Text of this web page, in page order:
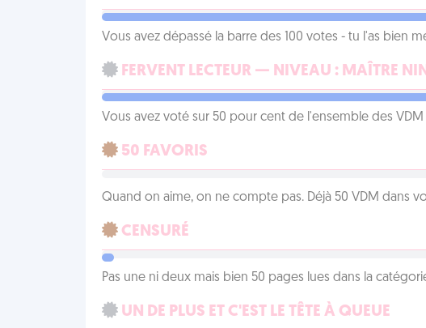
Vous avez dépassé la barre des 100 votes - tu l'as bien
FERVENT LECTEUR — NIVEAU : MAÎTRE
Vous avez voté sur 50 pour cent de l'ensemble des VDM
50 FAVORIS
Quand on aime, on ne compte pas. Déjà 50 VDM dans
CENSURÉ
Pas une ni deux mais bien 50 pages lues dans la
UN DE PLUS ET C'EST LE TÊTE À QUEUE